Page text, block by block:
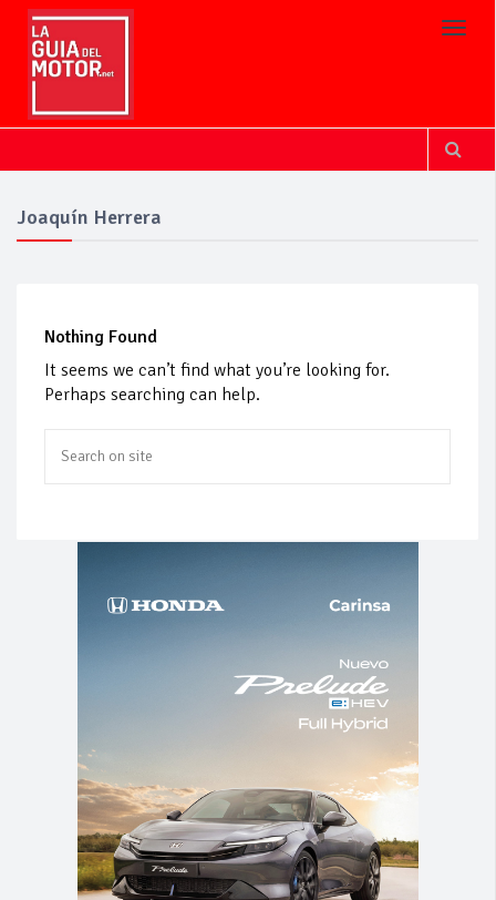
Joaquín Herrera
Nothing Found
It seems we can’t find what you’re looking for.
Perhaps searching can help.